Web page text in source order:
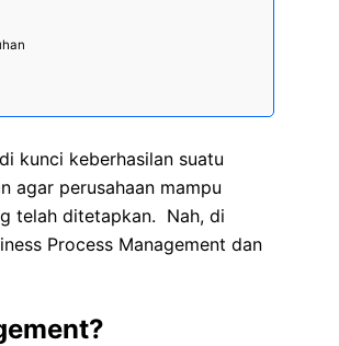
kunci keberhasilan suatu
agar perusahaan mampu
telah ditetapkan. Nah, di
Process Management dan